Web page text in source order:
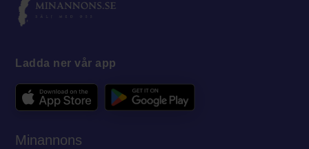
Ladda ner vår app
Minannons